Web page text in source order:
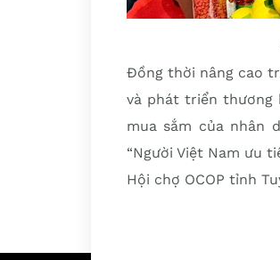
Đồng thời nâng cao
và phát triển thương
mua sắm của nhân
“Người Việt Nam ưu
Hội chợ OCOP tỉnh